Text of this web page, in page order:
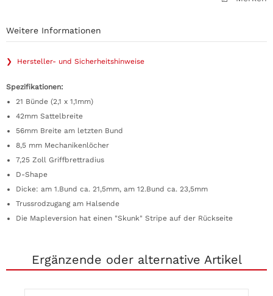
Weitere Informationen
❯ Hersteller- und Sicherheitshinweise
Spezifikationen:
21 Bünde (2,1 x 1,1mm)
42mm Sattelbreite
56mm Breite am letzten Bund
8,5 mm Mechanikenlöcher
7,25 Zoll Griffbrettradius
D-Shape
Dicke: am 1.Bund ca. 21,5mm, am 12.Bund ca. 23,5mm
Trussrodzugang am Halsende
Die Mapleversion hat einen "Skunk" Stripe auf der Rückseite
Ergänzende oder alternative Artikel